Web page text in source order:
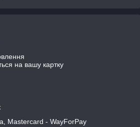
на вашу картку
Mastercard - WayForPay